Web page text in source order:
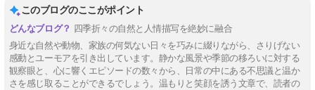
このブログのここがポイント
四季折々の自然と人情描写を絶妙に融合
身近な自然や動物、家族の何気ない日々を巧みに綴りながら、さりげない
感動とユーモアを引き出しています。静かな風景や季節の移ろいに対する
観察眼と、心に響くエピソードの数々から、日常の中にある不思議と温か
さを感じ取ることができるでしょう。温もりと笑顔を誘う文章で、読者の